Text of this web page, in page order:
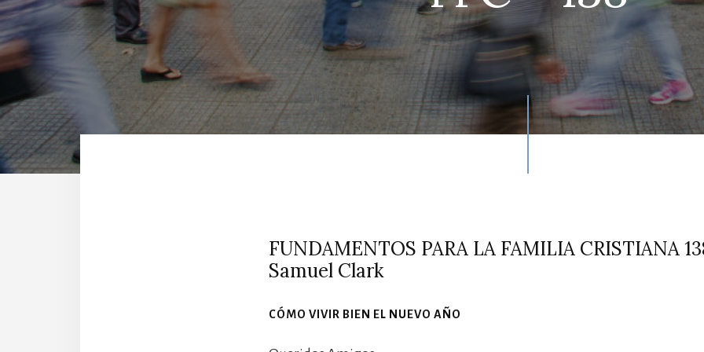
FUNDAMENTOS PARA LA FAMILIA CRISTIANA
Samuel Clark
CÓMO VIVIR BIEN EL NUEVO AÑO